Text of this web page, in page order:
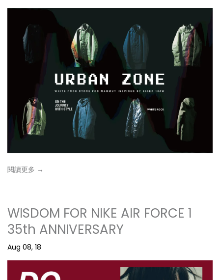
閱讀更多 →
WISDOM FOR NIKE AIR FORCE 1
35th ANNIVERSARY
Aug 08, 18